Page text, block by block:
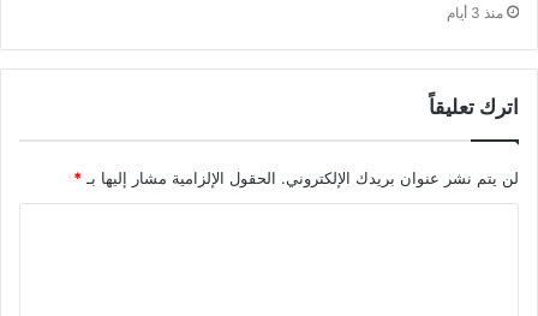
منذ 3 أيام
اترك تعليقاً
لن يتم نشر عنوان بريدك الإلكتروني. الحقول الإلزامية مشار إليها بـ *